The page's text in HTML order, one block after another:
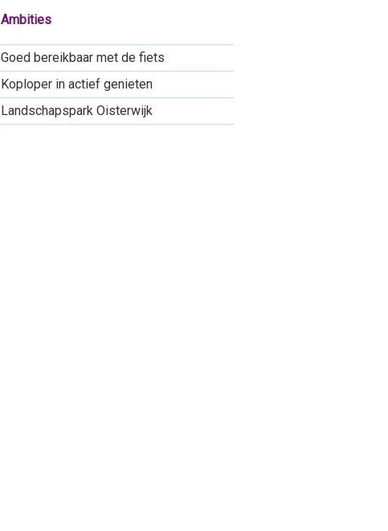
Ambities
Goed bereikbaar met de fiets
Koploper in actief genieten
Landschapspark Oisterwijk